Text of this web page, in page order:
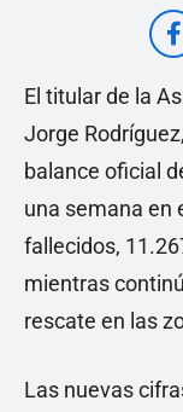
El titular de la
Jorge
balance oficial
una semana en
fallecidos,
mientras
rescate en las
Las nuevas